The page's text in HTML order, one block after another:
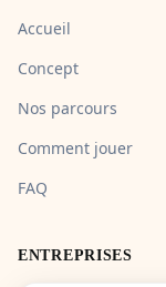
Accueil
Concept
Nos parcours
Comment jouer
FAQ
ENTREPRISES